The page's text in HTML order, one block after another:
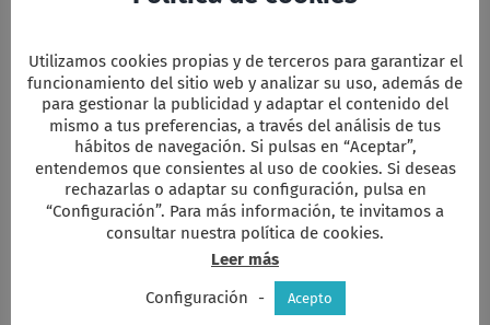
Por otra parte, la disponibilidad de los espacios ha
a 5 y aunque se ha podido habilitar un aula más la
distribución hasta que la situación mejore, ha
quedado así
Grupo 1: Educación Secundaria. Martes y jueves
de 16:30 a 18:00.
Grupo 2: Educación Primaria. Martes y jueves
de 17:00 a 18:30.
Grupo 3: Educación Primaria. Lunes y miércoles
Grupo 4: Educación Primaria. Lunes y miércoles
de 18:30 a 20:00,
Utilizamos cookies propias y de terceros para garantizar el
funcionamiento del sitio web y analizar su uso, además de
para gestionar la publicidad y adaptar el contenido del
mismo a tus preferencias, a través del análisis de tus
hábitos de navegación. Si pulsas en “Aceptar”,
entendemos que consientes al uso de cookies. Si deseas
rechazarlas o adaptar su configuración, pulsa en
“Configuración”. Para más información, te invitamos a
consultar nuestra política de cookies.
Leer más
Configuración
- Acepto